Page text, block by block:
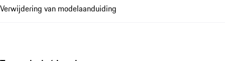
Verwijdering van modelaanduiding